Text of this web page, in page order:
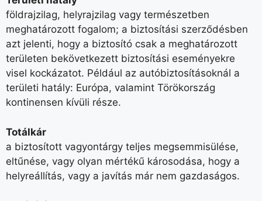
földrajzilag, helyrajzilag vagy természetben
meghatározott fogalom; a biztosítási szerződésben
azt jelenti, hogy a biztosító csak a meghatározott
területen bekövetkezett biztosítási eseményekre
visel kockázatot. Például az autóbiztosításoknál a
területi hatály: Európa, valamint Törökország
kontinensen kívüli része.
Totálkár
a biztosított vagyontárgy teljes megsemmisülése,
eltűnése, vagy olyan mértékű károsodása, hogy a
helyreállítás, vagy a javítás már nem gazdaságos.